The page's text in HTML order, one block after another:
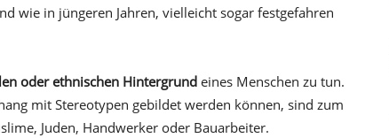
wie in jüngeren Jahren, vielleicht sogar festgefahren
oder ethnischen Hintergrund eines Menschen zu tun.
mit Stereotypen gebildet werden können, sind zum
Juden, Handwerker oder Bauarbeiter.